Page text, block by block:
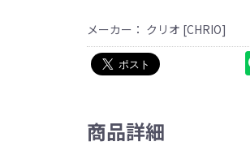
メーカー： クリオ [CHRIO]
商品詳細